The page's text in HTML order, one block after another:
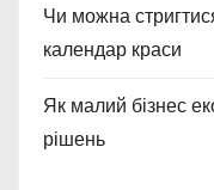
Чи можна
календар краси
Як малий бізнес
рішень